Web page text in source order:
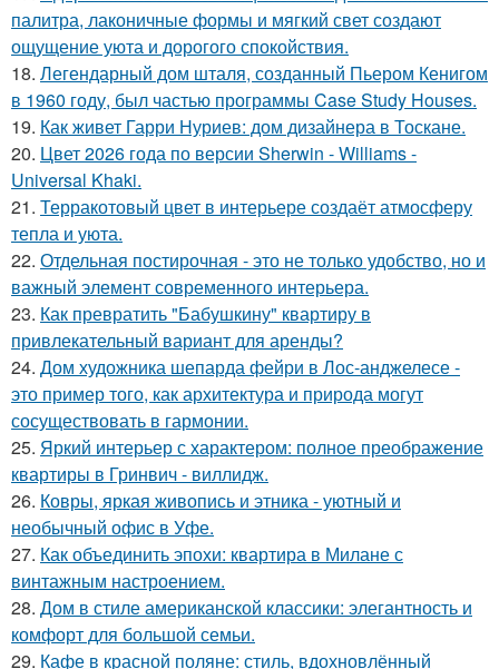
палитра, лаконичные формы и мягкий свет создают
ощущение уюта и дорогого спокойствия.
18. Легендарный дом шталя, созданный Пьером Кенигом
в 1960 году, был частью программы Case Study Houses.
19. Как живет Гарри Нуриев: дом дизайнера в Тоскане.
20. Цвет 2026 года по версии Sherwin - Williams -
Universal Khaki.
21. Терракотовый цвет в интерьере создаёт атмосферу
тепла и уюта.
22. Отдельная постирочная - это не только удобство, но и
важный элемент современного интерьера.
23. Как превратить "Бабушкину" квартиру в
привлекательный вариант для аренды?
24. Дом художника шепарда фейри в Лос-анджелесе -
это пример того, как архитектура и природа могут
сосуществовать в гармонии.
25. Яркий интерьер с характером: полное преображение
квартиры в Гринвич - виллидж.
26. Ковры, яркая живопись и этника - уютный и
необычный офис в Уфе.
27. Как объединить эпохи: квартира в Милане с
винтажным настроением.
28. Дом в стиле американской классики: элегантность и
комфорт для большой семьи.
29. Кафе в красной поляне: стиль, вдохновлённый